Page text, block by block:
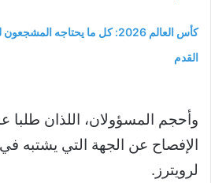
كأس العالم 2026: كل ما يحتاجه
القدم
وأحجم المسؤولان، اللذان طلبا
الإفصاح عن الجهة التي يشتبه في
لرويترز.